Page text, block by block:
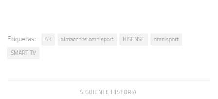
Etiquetas: 4K almacenes omnisport HISENSE
omnisport
SMART TV
SIGUIENTE HISTORIA